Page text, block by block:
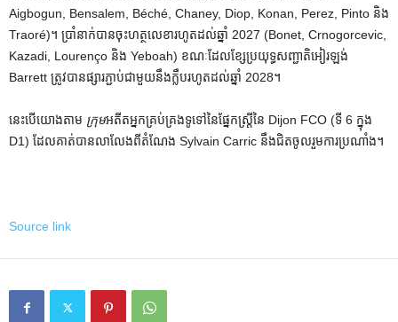
Aigbogun, Bensalem, Béché, Chaney, Diop, Konan, Perez, Pinto និង
Traoré)។ ប្រាំនាក់បានចុះហត្ថលេខារហូតដល់ឆ្នាំ 2027 (Bonet, Crnogorcevic,
Kazadi, Lourenço និង Yeboah) ខណៈដែលខ្សែប្រយុទ្ធសញ្ជាតិអៀរឡង់
Barrett ត្រូវបានផ្សារភ្ជាប់ជាមួយនឹងក្លឹបរហូតដល់ឆ្នាំ 2028។
នេះបើយោងតាម ក្រុមអតីតអ្នកគ្រប់គ្រងទូទៅនៃផ្នែកស្ត្រីនៃ Dijon FCO (ទី 6 ក្នុង
D1) ដែលគាត់បានលាលែងពីតំណែង Sylvain Carric នឹងជិតចូលរួមការប្រណាំង។
Source link